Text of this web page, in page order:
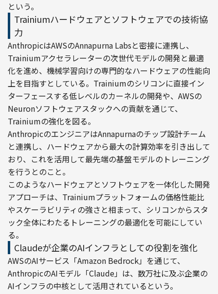
という。
Trainiumハードウェアとソフトウェアでの技術協
力
AnthropicはAWSのAnnapurna Labsと密接に連携し、
Trainiumアクセラレーターの次世代モデルの開発と最適
化を進め、機械学習向けの専門的なハードウェアの性能向
上を目指すとしている。Trainiumのシリコンに直接イン
ターフェースする低レベルのカーネルの開発や、AWSの
Neuronソフトウェアスタックへの貢献を通じて、
Trainiumの強化を図る。
AnthropicのエンジニアはAnnapurnaのチップ設計チーム
と連携し、ハードウェアから最大の計算効率を引き出して
おり、これを活用して最先端の基盤モデルのトレーニング
を行うとのこと。
このようなハードウェアとソフトウェアを一体化した開発
アプローチは、Trainiumプラットフォームの価格性能比
やスケーラビリティの強さと相まって、シリコンからスタ
ック全体にわたるトレーニングの最適化を可能にしてい
る。
Claudeが企業のAIインフラとしての役割を強化
AWSのAIサービス「Amazon Bedrock」を通じて、
AnthropicのAIモデル「Claude」は、数万社に及ぶ企業の
AIインフラの中核として活用されているという。